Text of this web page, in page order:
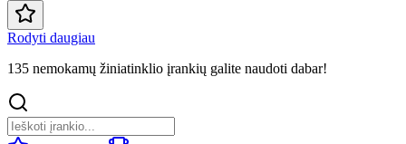
Rodyti daugiau
135 nemokamų žiniatinklio įrankių galite naudoti dabar!